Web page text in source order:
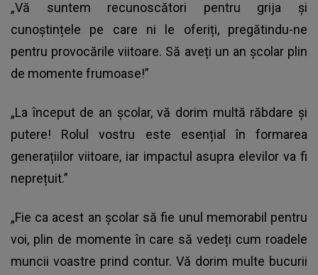
„Vă suntem recunoscători pentru grija și
cunoștințele pe care ni le oferiți, pregătindu-ne
pentru provocările viitoare. Să aveți un an școlar plin
de momente frumoase!”
„La început de an școlar, vă dorim multă răbdare și
putere! Rolul vostru este esențial în formarea
generațiilor viitoare, iar impactul asupra elevilor va fi
neprețuit.”
„Fie ca acest an școlar să fie unul memorabil pentru
voi, plin de momente în care să vedeți cum roadele
muncii voastre prind contur. Vă dorim multe bucurii